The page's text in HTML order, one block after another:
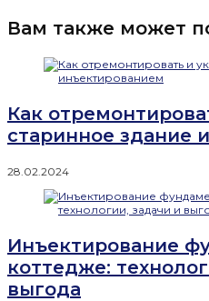
Вам также может
Как
старинное здание
28.02.2024
Инъектирование
коттедже:
выгода